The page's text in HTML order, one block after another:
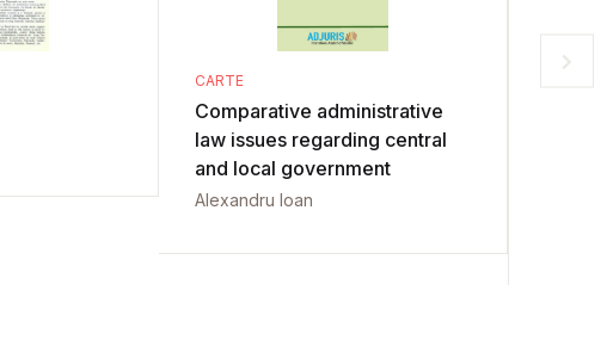
CARTE
Comparative administrative
law issues regarding central
and local government
Alexandru Ioan